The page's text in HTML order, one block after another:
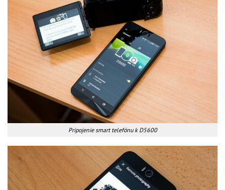
Pripojenie smart telefónu k D5600